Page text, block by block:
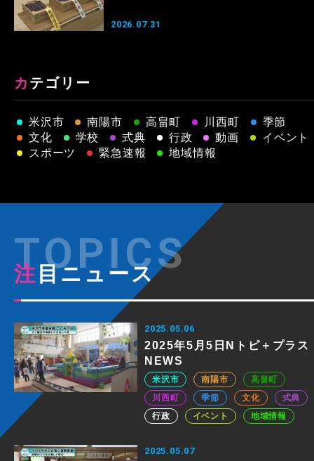
2026.07.31
カテゴリー
米沢市 南陽市 高畠町 川西町
季節
文化
学校 式典 行政 動画
イベント
スポーツ
緊急速報 地域情報
注目ニュース
2025.05.06
2025年5月5日Nトピ＋プラス
NEWS
米沢市 南陽市
高畠町
川西町
季節 文化
式典
行政
イベント 地域情報
2025.05.07